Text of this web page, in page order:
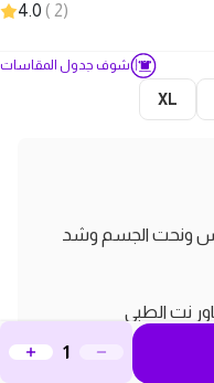
(
2
)
4.0
شوف جدول المقاسات
XL
ونحت الجسم وشد
نت الطبي